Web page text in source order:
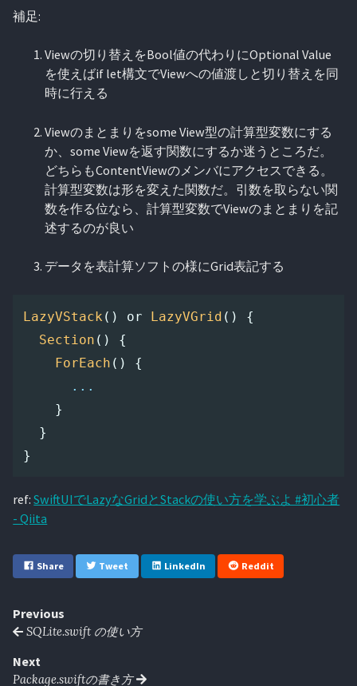
補足:
Viewの切り替えをBool値の代わりにOptional Value
を使えばif let構文でViewへの値渡しと切り替えを同
時に行える
Viewのまとまりをsome View型の計算型変数にする
か、some Viewを返す関数にするか迷うところだ。
どちらもContentViewのメンバにアクセスできる。
計算型変数は形を変えた関数だ。引数を取らない関
数を作る位なら、計算型変数でViewのまとまりを記
述するのが良い
データを表計算ソフトの様にGrid表記する
LazyVStack () or LazyVGrid ()
{
Section ()
{
ForEach ()
{
...
}
}
}
ref:SwiftUIでLazyなGridとStackの使い方を学ぶよ #初心者
- Qiita
Share Tweet LinkedIn Reddit
Previous
SQLite.swift の使い方
Next
Package.swiftの書き方